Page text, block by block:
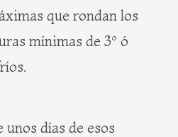
que rondan los
mínimas de 3º ó
unos días de esos